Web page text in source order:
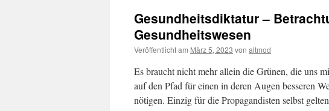
Gesundheitsdiktatur –
Gesundheitswesen
Veröffentlicht am März 5, 2023 von altmod
Es braucht nicht mehr allein die Grünen, die uns
auf den Pfad für einen in deren Augen besseren
nötigen. Einzig für die Propagandisten selbst